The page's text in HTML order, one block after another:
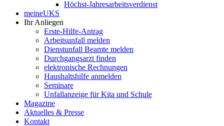
Höchst-Jahresarbeitsverdienst
meineUKS
Ihr Anliegen
Erste-Hilfe-Antrag
Arbeitsunfall melden
Dienstunfall Beamte melden
Durchgangsarzt finden
elektronische Rechnungen
Haushaltshilfe anmelden
Seminare
Unfallanzeige für Kita und Schule
Magazine
Aktuelles & Presse
Kontakt